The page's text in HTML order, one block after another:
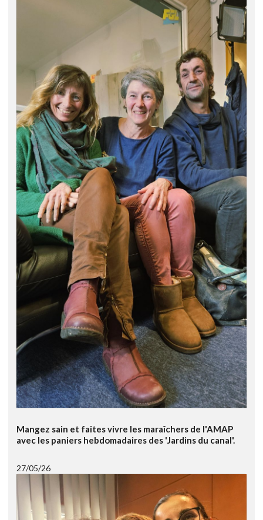
Mangez sain et faites vivre les maraîchers de l'AMAP
avec les paniers hebdomadaires des 'Jardins du canal'.
27/05/26